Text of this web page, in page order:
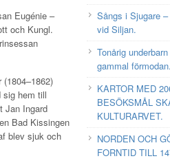
Eugénie –
och Kungl.
sig hem till
Jan Ingard
Bad Kissingen
blev sjuk och
Sångs i Sjugare
vid Siljan.
Tonårig
gammal förmodan.
KARTOR MED
BESÖKSMÅL
KULTURARVET.
NORDEN OCH
FORNTID TILL